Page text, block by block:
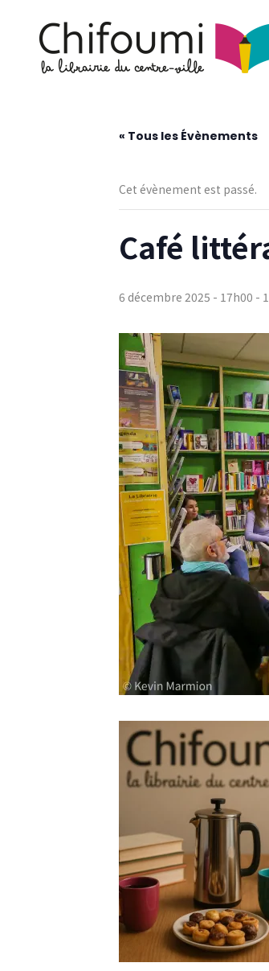
Les
« Tous les Évènements
Cet évènement est passé.
Café
6 décembre 2025 - 17h00 -